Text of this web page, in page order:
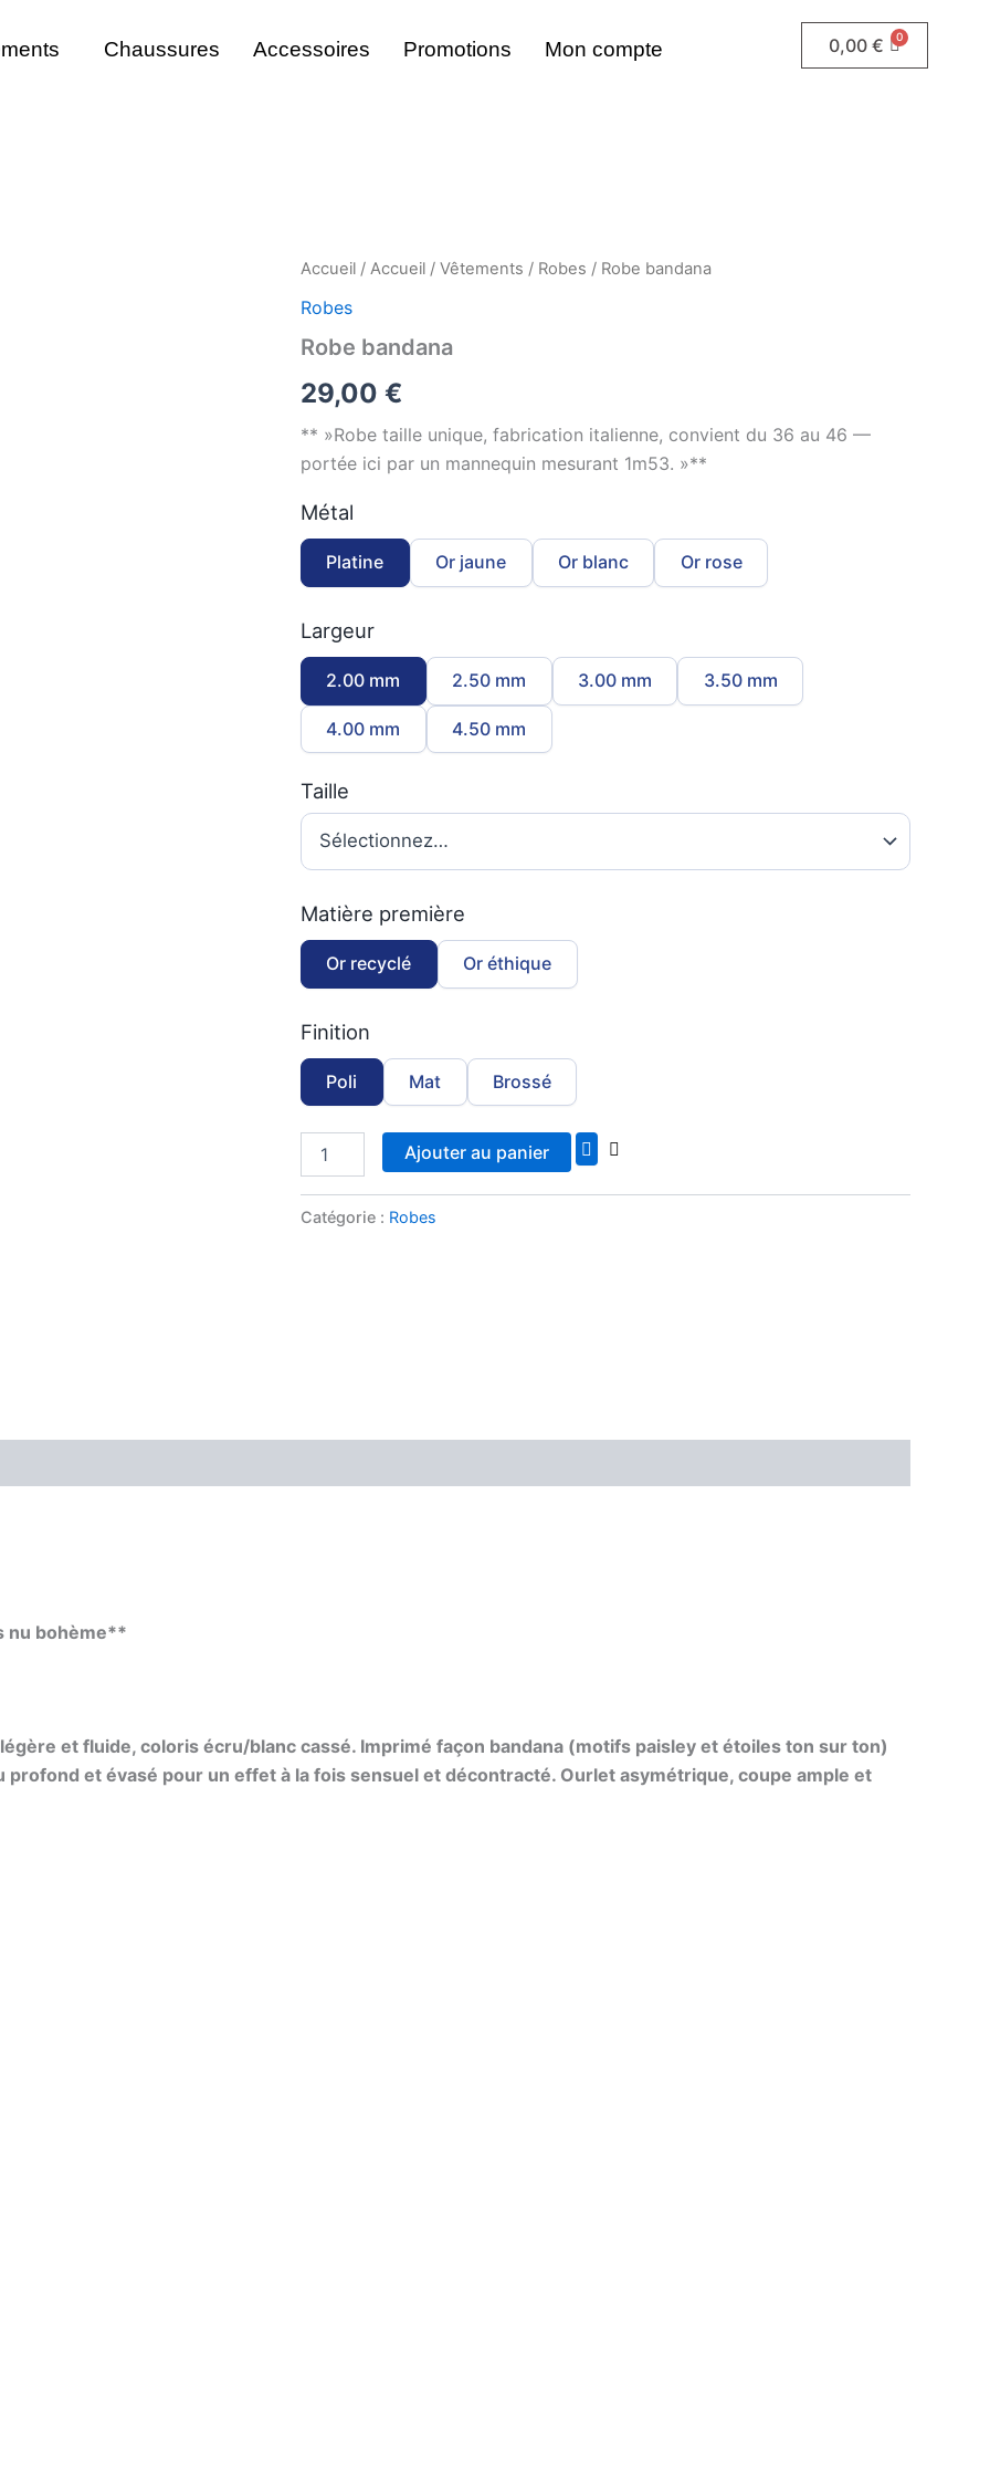
Chaussures Accessoires Promotions Mon compte 0,00 €
Accueil / Accueil / Vêtements / Robes / Robe bandana
Robes
Robe bandana
29,00 €
** »Robe taille unique, fabrication italienne, convient du 36 au 46 —
portée ici par un mannequin mesurant 1m53. »**
Métal
Platine Or jaune Or blanc Or rose
Largeur
2.00 mm 2.50 mm 3.00 mm 3.50 mm
4.00 mm 4.50 mm
Taille
Matière première
Or recyclé Or éthique
Finition
Poli Mat Brossé
quantité
Robe
Ajouter au panier
Catégorie : Robes
nu bohème**
et fluide, coloris écru/blanc cassé. Imprimé façon bandana (motifs paisley et étoiles ton sur ton)
et évasé pour un effet à la fois sensuel et décontracté. Ourlet asymétrique, coupe ample et